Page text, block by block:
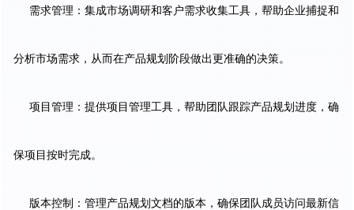
需求管理：集成市场调研和客户需求收集工具，帮助企业捕捉和
分析市场需求，从而在产品规划阶段做出更准确的决策。
项目管理：提供项目管理工具，帮助团队跟踪产品规划进度，确
保项目按时完成。
版本控制：管理产品规划文档的版本，确保团队成员访问最新信